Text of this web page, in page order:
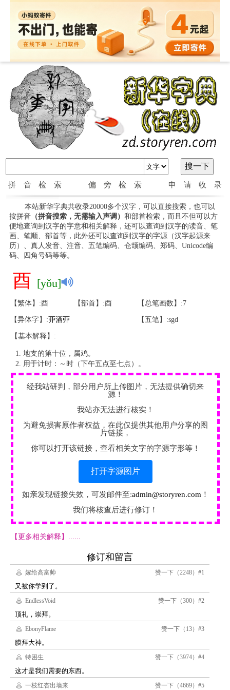
拼音检索 偏旁检索 申请收录
本站新华字典共收录20000多个汉字，可以直接搜索，也可以
按拼音（拼音搜索，无需输入声调） 和部首检索，而且不但可以方
便地查询到汉字的字意和相关解释，还可以查询到汉字的读音、笔
画、笔顺、部首等，此外还可以查询到汉字的字源（汉字起源来
历）、真人发音、注音、五笔编码、仓颉编码、郑码、Unicode编
码、四角号码等等。
酉 [yǒu]
【繁体】:酉 【部首】:酉 【总笔画数】:7
【异体字】:丣酒丣 【五笔】:sgd
【基本解释】:
地支的第十位，属鸡。
用于计时：～时（下午五点至七点）。
经我站研判，部分用户所上传图片，无法提供确切来
源！
我站亦无法进行核实！
为避免损害原作者权益，在此仅提供其他用户分享的图
片链接，
你可以打开该链接，查看相关文字的字源字形等！
打开字源图片
如亲发现链接失效，可发邮件至:admin@storyren.com ！
我们将核查后进行修订！
【更多相关解释】......